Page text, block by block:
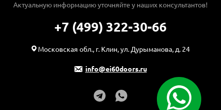
Актуальную информацию уточняйте у наших консультантов!
+7 (499) 322-30-66
Московская обл., г. Клин, ул. Дурыманова, д. 24
info@ei60doors.ru